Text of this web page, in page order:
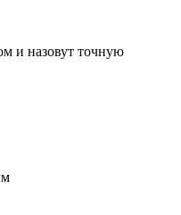
и назовут точную